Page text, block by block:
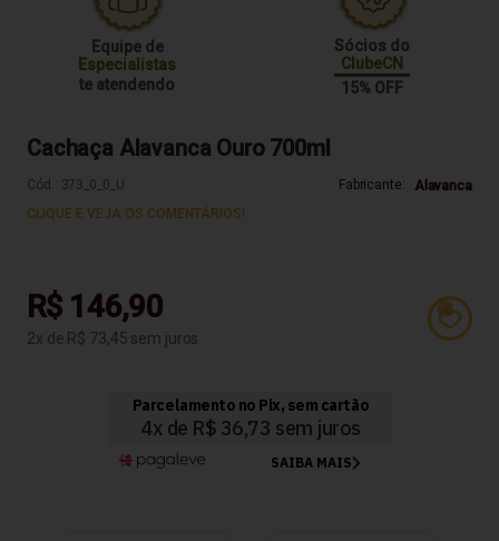
Equipe de
Especialistas
te atendendo
Sócios do
ClubeCN
15% OFF
Cachaça Alavanca Ouro 700ml
Cód.: 373_0_0_U Fabricante:
Alavanca
CLIQUE E VEJA OS COMENTÁRIOS!
R$ 146,90
2 R$ 73,45